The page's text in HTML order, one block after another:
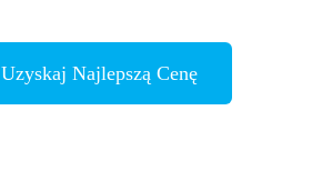
Uzyskaj Najlepszą Cenę